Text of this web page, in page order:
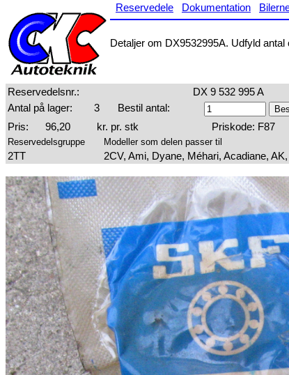
Reservedele Dokumentation
Detaljer om DX9532995A. Udfyld antal
Reservedelsnr.: DX 9 532 995 A
Antal på lager:
3
Bestil antal:
Pris:
96,20 kr. pr. stk Priskode: F87
Reservedelsgruppe Modeller som delen passer til
2TT 2CV, Ami, Dyane, Méhari, Acadiane,